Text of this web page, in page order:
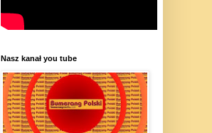
Nasz kanał you tube